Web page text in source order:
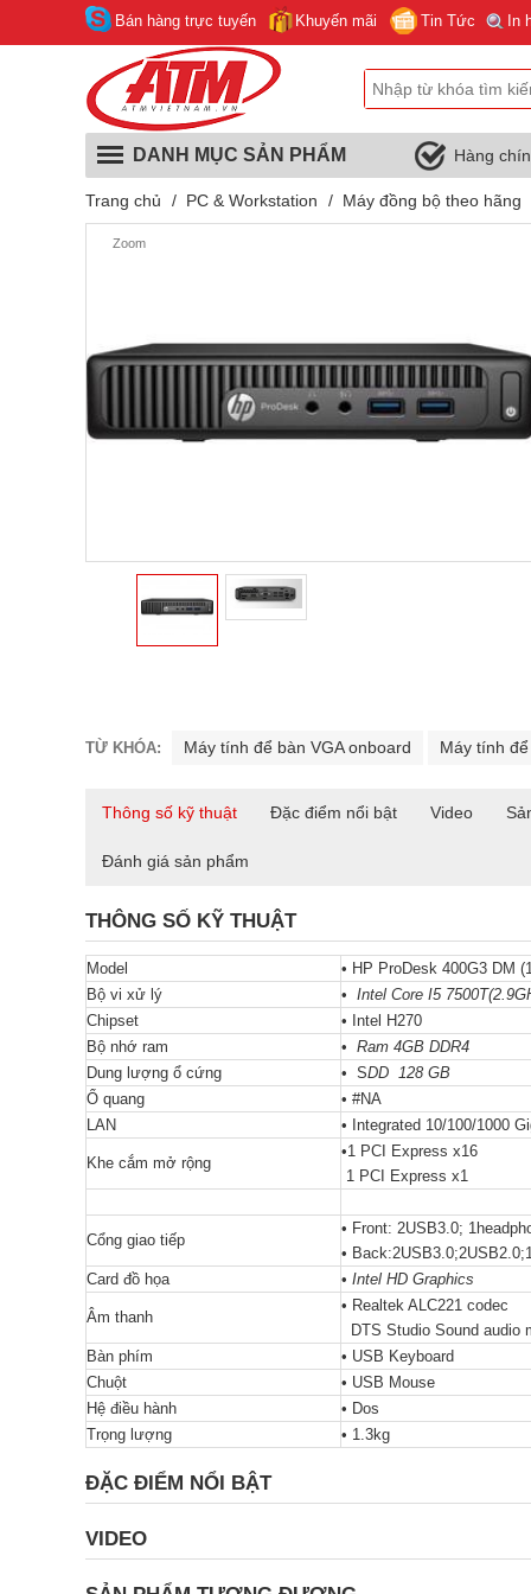
Bán hàng trực tuyến Khuyến mãi Tin Tức In
DANH MỤC SẢN PHẨM Hàng
Trang chủ / PC & Workstation / Máy đồng bộ theo hãng
Zoom
TỪ KHÓA: Máy tính để bàn VGA onboard Máy tính
Thông số kỹ thuật Đặc điểm nổi bật Video
Đánh giá sản phẩm
THÔNG SỐ KỸ THUẬT
Model
• HP ProDesk 400G3 DM
Bộ vi xử lý
• Intel Core I5
Chipset
• Intel H270
Bộ nhớ ram
• Ram 4GB DDR4
Dung lượng ổ cứng
• SDD 128 GB
Ổ quang
• #NA
LAN
• Integrated 10/100/1000
Khe cắm mở rộng
•1 PCI Express x16
1 PCI Express x1
Cổng giao tiếp
• Front: 2USB3.0;
•
Card đồ họa
• Intel HD Graphics
Âm thanh
• Realtek ALC221 codec
DTS Studio Sound audio
Bàn phím
• USB Keyboard
Chuột
• USB Mouse
Hệ điều hành
• Dos
Trọng lượng
• 1.3kg
ĐẶC ĐIỂM NỔI BẬT
VIDEO